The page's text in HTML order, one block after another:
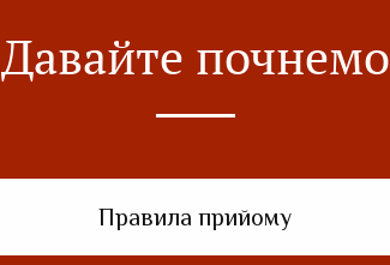
Давайте почнемо
Правила прийому